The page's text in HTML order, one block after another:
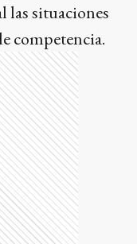
las situaciones
competencia.